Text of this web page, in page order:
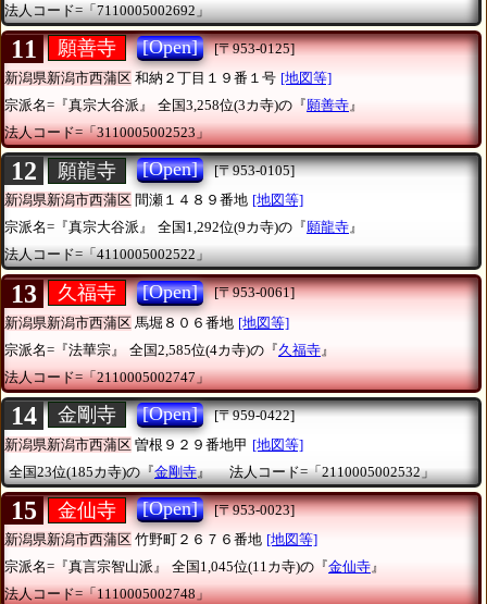
法人コード=「7110005002692」
11 願善寺 [Open]
[〒953-0125]
新潟県新潟市西蒲区 和納２丁目１９番１号 [地図等]
宗派名=『真宗大谷派』
全国3,258位(3カ寺)の『 願善寺 』
法人コード=「3110005002523」
12 願龍寺 [Open]
[〒953-0105]
新潟県新潟市西蒲区 間瀬１４８９番地 [地図等]
宗派名=『真宗大谷派』
全国1,292位(9カ寺)の『願龍寺』
法人コード=「4110005002522」
13 久福寺 [Open]
[〒953-0061]
新潟県新潟市西蒲区 馬堀８０６番地 [地図等]
宗派名=『法華宗』
全国2,585位(4カ寺)の『久福寺 』
法人コード=「2110005002747」
14 金剛寺 [Open]
[〒959-0422]
新潟県新潟市西蒲区 曽根９２９番地甲 [地図等]
全国23位(185カ寺)の『金剛寺』 法人コード=「2110005002532」
15 金仙寺 [Open]
[〒953-0023]
新潟県新潟市西蒲区 竹野町２６７６番地 [地図等]
宗派名=『真言宗智山派』
全国1,045位(11カ寺)の『金仙寺』
法人コード=「1110005002748」